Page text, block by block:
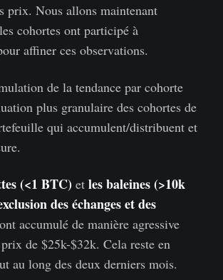
prix. Nous allons maintenant
cohortes ont participé à
affiner ces observations.
de la tendance par cohorte
plus granulaire des cohortes de
qui accumulent/distribuent et
(<1 BTC) et les baleines (>10k
des échanges et des
ont accumulé de manière agressive
de $25k-$32k. Cela reste en
au long des deux derniers mois.